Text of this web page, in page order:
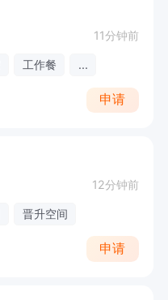
11分钟前
工作餐 ...
申请
12分钟前
晋升空间
申请